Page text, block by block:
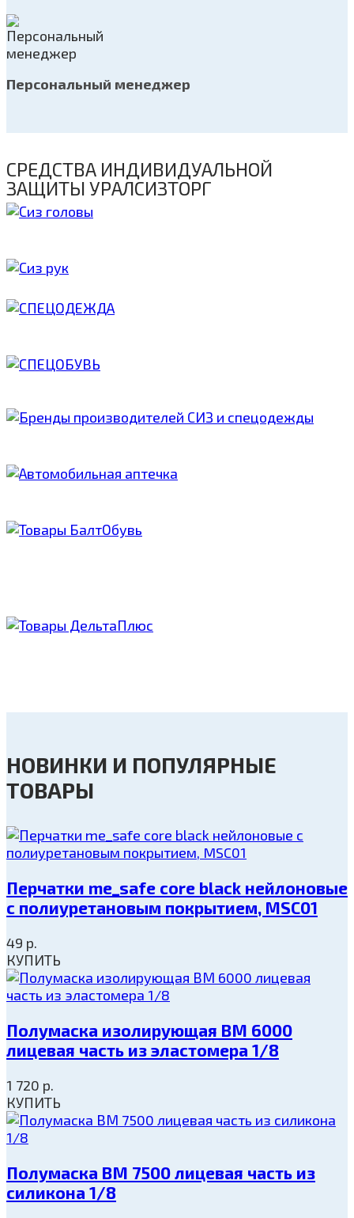
Персональный менеджер
СРЕДСТВА ИНДИВИДУАЛЬНОЙ
ЗАЩИТЫ УРАЛСИЗТОРГ
НОВИНКИ И ПОПУЛЯРНЫЕ
ТОВАРЫ
Перчатки me_safe core black нейлоновые
с полиуретановым покрытием, MSC01
49 р.
КУПИТЬ
Полумаска изолирующая ВМ 6000
лицевая часть из эластомера 1/8
1 720 р.
КУПИТЬ
Полумаска ВМ 7500 лицевая часть из
силикона 1/8